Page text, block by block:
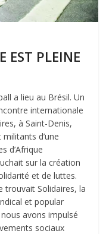
EST PLEINE
a lieu au Brésil. Un
internationale
à Saint-Denis,
d’une
d’Afrique
sur la création
et de luttes.
trouvait Solidaires, la
et popular
avons impulsé
sociaux